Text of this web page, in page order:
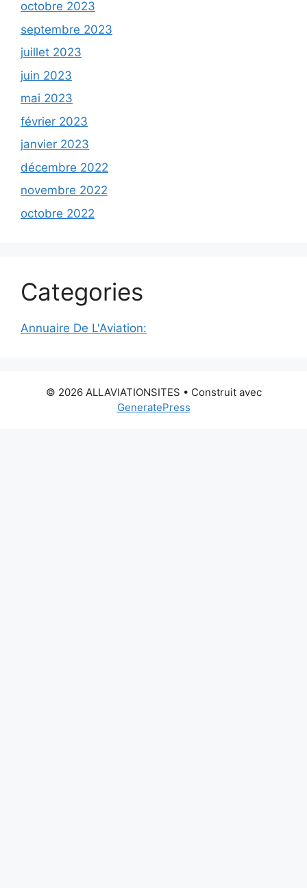
octobre 2023
septembre 2023
juillet 2023
juin 2023
mai 2023
février 2023
janvier 2023
décembre 2022
novembre 2022
octobre 2022
Categories
Annuaire De L'Aviation:
© 2026 ALLAVIATIONSITES • Construit avec
GeneratePress